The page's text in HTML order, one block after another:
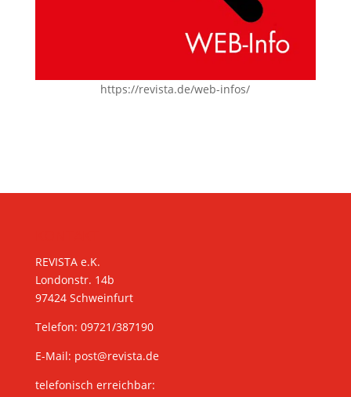
https://revista.de/web-infos/
REVISTA e.K.
Londonstr. 14b
97424 Schweinfurt
Telefon: 09721/387190
E-Mail: post@revista.de
telefonisch erreichbar: